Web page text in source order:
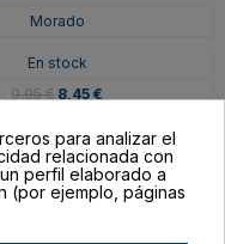
Morado
En stock
9,95 € 8,45 €
para analizar el
relacionada con
perfil elaborado a
(por ejemplo, páginas